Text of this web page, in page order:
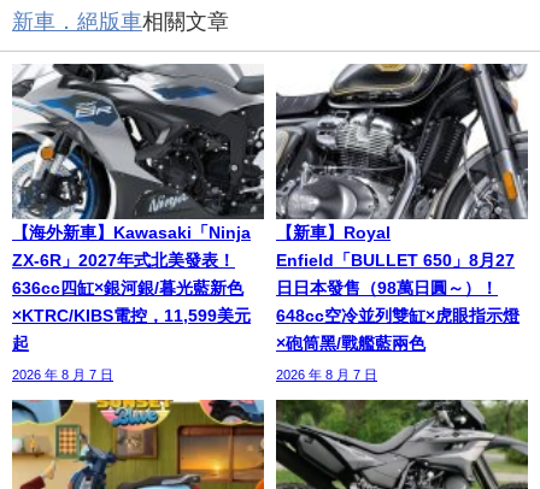
新車．絕版車相關文章
【海外新車】Kawasaki「Ninja
ZX-6R」2027年式北美發表！
636cc四缸×銀河銀/暮光藍新色
×KTRC/KIBS電控，11,599美元
起
2026 年 8 月 7 日
【新車】Royal
Enfield「BULLET 650」8月27
日日本發售（98萬日圓～）！
648cc空冷並列雙缸×虎眼指示燈
×砲筒黑/戰艦藍兩色
2026 年 8 月 7 日